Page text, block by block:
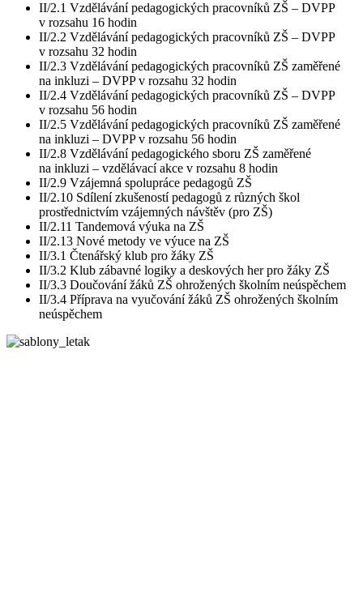
II/2.1 Vzdělávání pedagogických pracovníků ZŠ – DVPP
v rozsahu 16 hodin
II/2.2 Vzdělávání pedagogických pracovníků ZŠ – DVPP
v rozsahu 32 hodin
II/2.3 Vzdělávání pedagogických pracovníků ZŠ zaměřené
na inkluzi – DVPP v rozsahu 32 hodin
II/2.4 Vzdělávání pedagogických pracovníků ZŠ – DVPP
v rozsahu 56 hodin
II/2.5 Vzdělávání pedagogických pracovníků ZŠ zaměřené
na inkluzi – DVPP v rozsahu 56 hodin
II/2.8 Vzdělávání pedagogického sboru ZŠ zaměřené
na inkluzi – vzdělávací akce v rozsahu 8 hodin
II/2.9 Vzájemná spolupráce pedagogů ZŠ
II/2.10 Sdílení zkušeností pedagogů z různých škol
prostřednictvím vzájemných návštěv (pro ZŠ)
II/2.11 Tandemová výuka na ZŠ
II/2.13 Nové metody ve výuce na ZŠ
II/3.1 Čtenářský klub pro žáky ZŠ
II/3.2 Klub zábavné logiky a deskových her pro žáky ZŠ
II/3.3 Doučování žáků ZŠ ohrožených školním neúspěchem
II/3.4 Příprava na vyučování žáků ZŠ ohrožených školním
neúspěchem